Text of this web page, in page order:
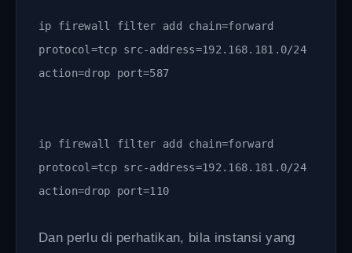
ip firewall filter add chain=forward
protocol=tcp src-address=192.168.181.0/24
action=drop port=587
ip firewall filter add chain=forward
protocol=tcp src-address=192.168.181.0/24
action=drop port=110
Dan perlu di perhatikan, bila instansi yang